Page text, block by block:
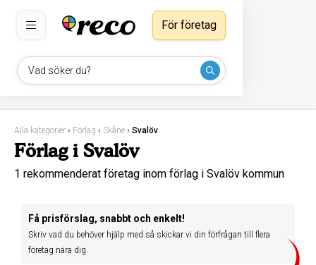
Vad söker du?
För företag
Alla kategorier › Förlag › Skåne › Svalöv
Förlag i Svalöv
1 rekommenderat företag inom förlag i Svalöv kommun
Få prisförslag, snabbt och enkelt!
Skriv vad du behöver hjälp med så skickar vi din förfrågan till flera
företag nära dig.